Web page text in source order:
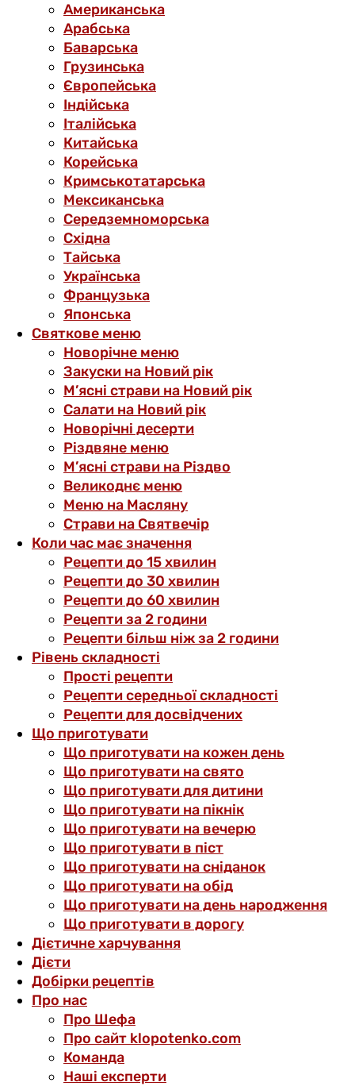
Американська
Арабська
Баварська
Грузинська
Європейська
Індійська
Італійська
Китайська
Корейська
Кримськотатарська
Мексиканська
Середземноморська
Східна
Тайська
Українська
Французька
Японська
Святкове меню
Новорічне меню
Закуски на Новий рік
М’ясні страви на Новий рік
Салати на Новий рік
Новорічні десерти
Різдвяне меню
М’ясні страви на Різдво
Великоднє меню
Меню на Масляну
Страви на Святвечір
Коли час має значення
Рецепти до 15 хвилин
Рецепти до 30 хвилин
Рецепти до 60 хвилин
Рецепти за 2 години
Рецепти більш ніж за 2 години
Рівень складності
Прості рецепти
Рецепти середньої складності
Рецепти для досвідчених
Що приготувати
Що приготувати на кожен день
Що приготувати на свято
Що приготувати для дитини
Що приготувати на пікнік
Що приготувати на вечерю
Що приготувати в піст
Що приготувати на сніданок
Що приготувати на обід
Що приготувати на день народження
Що приготувати в дорогу
Дієтичне харчування
Дієти
Добірки рецептів
Про нас
Про Шефа
Про сайт klopotenko.com
Команда
Наші експерти